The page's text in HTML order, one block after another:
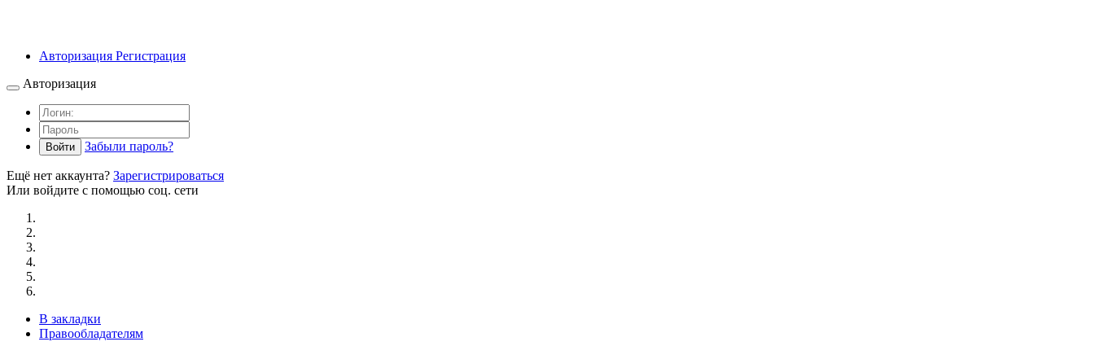
Авторизация Регистрация
Авторизация
Войти Забыли пароль?
Ещё нет аккаунта? Зарегистрироваться
Или войдите с помощью соц. сети
В закладки
Правообладателям